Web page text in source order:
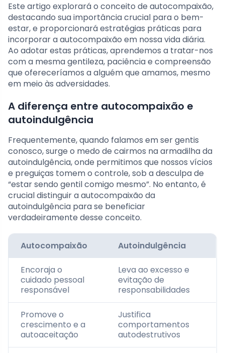
Este artigo explorará o conceito de autocompaixão,
destacando sua importância crucial para o bem-
estar, e proporcionará estratégias práticas para
incorporar a autocompaixão em nossa vida diária.
Ao adotar estas práticas, aprendemos a tratar-nos
com a mesma gentileza, paciência e compreensão
que ofereceríamos a alguém que amamos, mesmo
em meio às adversidades.
A diferença entre autocompaixão e
autoindulgência
Frequentemente, quando falamos em ser gentis
conosco, surge o medo de cairmos na armadilha da
autoindulgência, onde permitimos que nossos vícios
e preguiças tomem o controle, sob a desculpa de
“estar sendo gentil comigo mesmo”. No entanto, é
crucial distinguir a autocompaixão da
autoindulgência para se beneficiar
verdadeiramente desse conceito.
Autocompaixão Autoindulgência
Encoraja o
cuidado pessoal
responsável
Leva ao excesso e
evitação de
responsabilidades
Promove o
crescimento e a
autoaceitação
Justifica
comportamentos
autodestrutivos